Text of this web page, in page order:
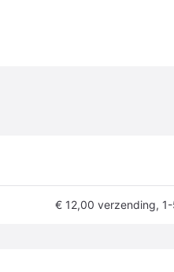
€ 12,00 verzending,